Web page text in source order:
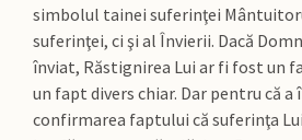
simbolul tainei suferinţei
suferinţei, ci şi al Învierii. Dacă
înviat, Răstignirea Lui ar fi fost un
un fapt divers chiar. Dar pentru că a
confirmarea faptului că suferinţa